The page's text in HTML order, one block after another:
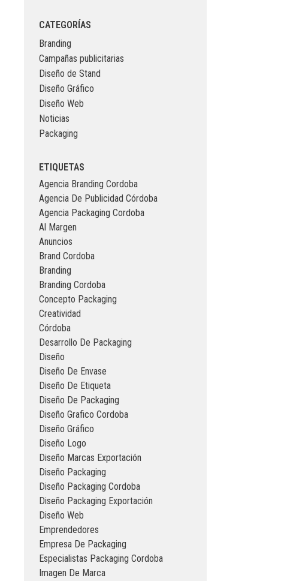
CATEGORÍAS
Branding
Campañas publicitarias
Diseño de Stand
Diseño Gráfico
Diseño Web
Noticias
Packaging
ETIQUETAS
Agencia Branding Cordoba
Agencia De Publicidad Córdoba
Agencia Packaging Cordoba
Al Margen
Anuncios
Brand Cordoba
Branding
Branding Cordoba
Concepto Packaging
Creatividad
Córdoba
Desarrollo De Packaging
Diseño
Diseño De Envase
Diseño De Etiqueta
Diseño De Packaging
Diseño Grafico Cordoba
Diseño Gráfico
Diseño Logo
Diseño Marcas Exportación
Diseño Packaging
Diseño Packaging Cordoba
Diseño Packaging Exportación
Diseño Web
Emprendedores
Empresa De Packaging
Especialistas Packaging Cordoba
Imagen De Marca